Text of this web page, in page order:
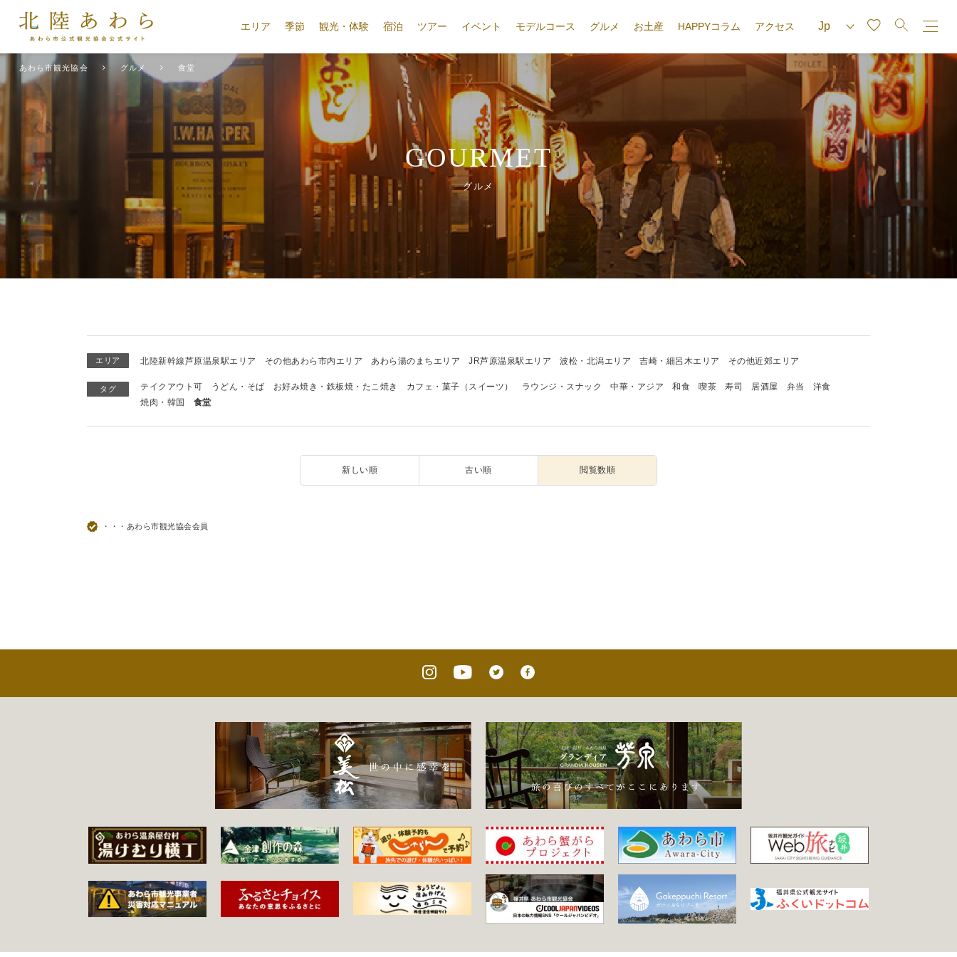
エリア 季節 観光・体験 宿泊 ツアー イベント モデルコース グルメ お土産 HAPPYコラム アクセス
あわら市観光協会 グルメ 食堂
GOURMET
グルメ
エリア 北陸新幹線芦原温泉駅エリア その他あわら市内エリア あわら湯のまちエリア JR芦原温泉駅エリア 波松・北潟エリア 吉崎・細呂木エリア その他近郊エリア
タグ テイクアウト可 うどん・そば お好み焼き・鉄板焼・たこ焼き カフェ・菓子（スイーツ） ラウンジ・スナック 中華・アジア 和食 喫茶 寿司 居酒屋 弁当
洋食
焼肉・韓国
食堂
新しい順 古い順 閲覧数順
・・・あわら市観光協会会員